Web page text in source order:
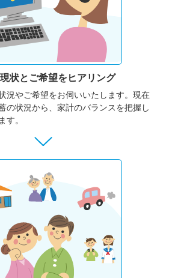
状と ご希望をヒアリング
況やご希望をお伺いいたします。 現在
の状況から、家計のバランスを把握し
す。